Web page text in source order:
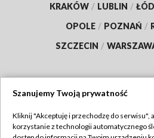
KRAKÓW / LUBLIN /
OPOLE / POZNAŃ /
SZCZECIN /
TVP
Szanujemy Twoją prywatność
Kliknij "Akceptuję i przechodzę do serwisu",
korzystanie z technologii automatycznego